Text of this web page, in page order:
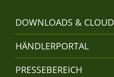
DOWNLOADS & CLOUD
HÄNDLERPORTAL
PRESSEBEREICH